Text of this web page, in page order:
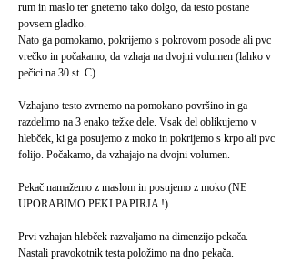
rum in maslo ter gnetemo tako dolgo, da testo postane
povsem gladko.
Nato ga pomokamo, pokrijemo s pokrovom posode ali pvc
vrečko in počakamo, da vzhaja na dvojni volumen (lahko v
pečici na 30 st. C).
Vzhajano testo zvrnemo na pomokano površino in ga
razdelimo na 3 enako težke dele. Vsak del oblikujemo v
hlebček, ki ga posujemo z moko in pokrijemo s krpo ali pvc
folijo. Počakamo, da vzhajajo na dvojni volumen.
Pekač namažemo z maslom in posujemo z moko (NE
UPORABIMO PEKI PAPIRJA !)
Prvi vzhajan hlebček razvaljamo na dimenzijo pekača.
Nastali pravokotnik testa položimo na dno pekača.